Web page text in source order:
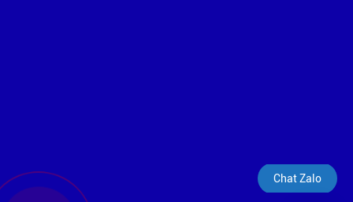
Chat Zalo